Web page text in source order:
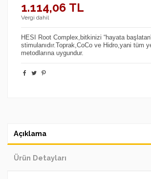
1.114,06 TL
Vergi dahil
HESI Root Complex,bitkinizi “hayata
stimulanıdır.Toprak,CoCo ve Hidro,yani tüm
metodlarına uygundur.
Açıklama
Ürün Detayları